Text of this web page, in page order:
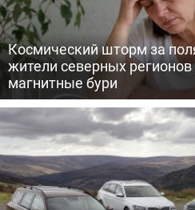
Космический шторм за
жители северных
магнитные бури